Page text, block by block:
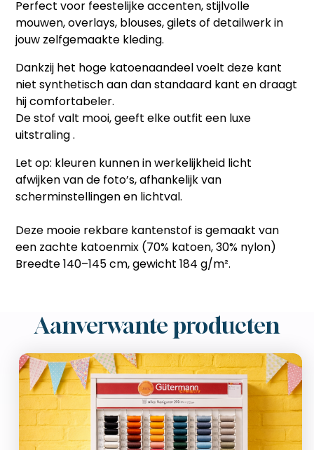
Perfect voor feestelijke accenten, stijlvolle
mouwen, overlays, blouses, gilets of detailwerk in
jouw zelfgemaakte kleding.
Dankzij het hoge katoenaandeel voelt deze kant
niet synthetisch aan dan standaard kant en draagt
hij comfortabeler.
De stof valt mooi, geeft elke outfit een luxe
uitstraling .
Let op: kleuren kunnen in werkelijkheid licht
afwijken van de foto’s, afhankelijk van
scherminstellingen en lichtval.
Deze mooie rekbare kantenstof is gemaakt van
een zachte katoenmix (70% katoen, 30% nylon)
Breedte 140–145 cm, gewicht 184 g/m².
Aanverwante producten